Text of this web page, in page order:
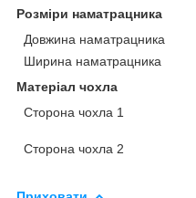
Розміри наматрацника
Довжина наматрацника
Ширина наматрацника
Матеріал чохла
Сторона чохла 1
Сторона чохла 2